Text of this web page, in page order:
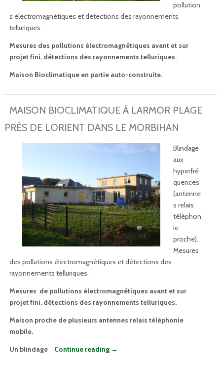
pollution
s électromagnétiques et détections des rayonnements
telluriques.
Mesures des pollutions électromagnétiques avant et sur
projet fini, détections des rayonnements telluriques.
Maison Bioclimatique en partie auto-construite.
MAISON BIOCLIMATIQUE À LARMOR PLAGE
PRÈS DE LORIENT DANS LE MORBIHAN
Blindage
aux
hyperfré
quences
(antenne
s relais
téléphon
ie
proche).
Mesures
des pollutions électromagnétiques et détections des
rayonnements telluriques.
Mesures de pollutions électromagnétiques avant et sur
projet fini, détections des rayonnements telluriques.
Maison proche de plusieurs antennes relais téléphonie
mobile.
Un blindage
Continue reading →